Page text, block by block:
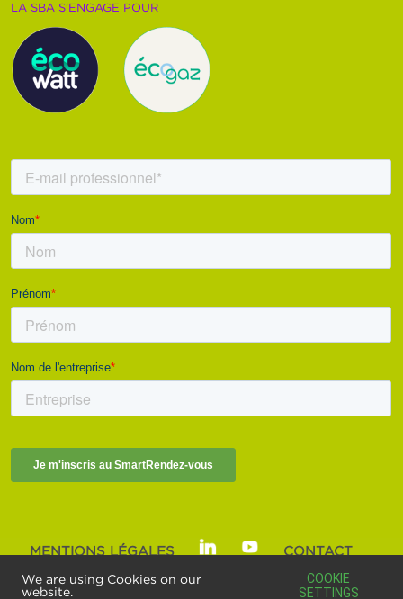
LA SBA S’ENGAGE POUR
MENTIONS LÉGALES
CONTACT
SMART BUILDINGS ALLIANCE | © 2025
We are using Cookies on our
website.
COOKIE
SETTINGS